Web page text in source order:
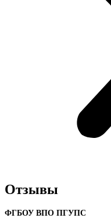
Отзывы
ФГБОУ ВПО ПГУПС